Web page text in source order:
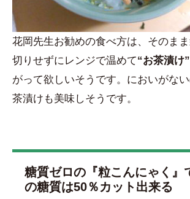
花岡先生お勧めの食べ方は、そのま
切りせずにレンジで温めて“お茶漬け”
がって欲しいそうです。においがな
茶漬けも美味しそうです。
糖質ゼロの『粒こんにゃく』
の糖質は50％カット出来る